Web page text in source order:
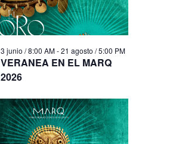
VERANEA EN EL MARQ
2026
3 junio / 8:00 AM-21 agosto / 5:00 PM